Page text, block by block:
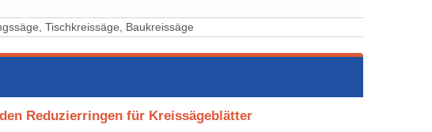
Tischkreissäge, Baukreissäge
Reduzierringen für Kreissägeblätter